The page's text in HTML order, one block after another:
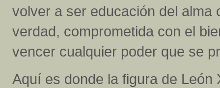
volver a ser educación del alma
verdad, comprometida con el
vencer cualquier poder que se
Aquí es donde la figura de León